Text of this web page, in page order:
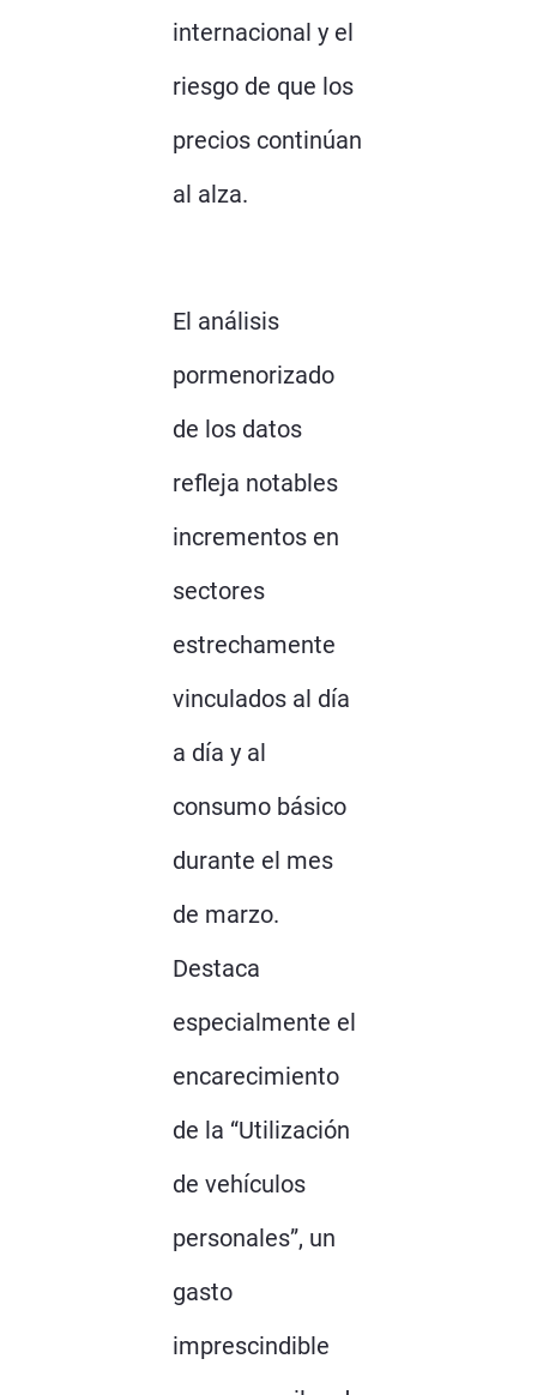
internacional y el
riesgo de que los
precios continúan
al alza.
El análisis
pormenorizado
de los datos
refleja notables
incrementos en
sectores
estrechamente
vinculados al día
a día y al
consumo básico
durante el mes
de marzo.
Destaca
especialmente el
encarecimiento
de la “Utilización
de vehículos
personales”, un
gasto
imprescindible